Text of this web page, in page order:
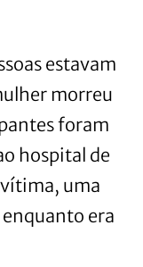
estavam
morreu
foram
hospital de
vítima, uma
era